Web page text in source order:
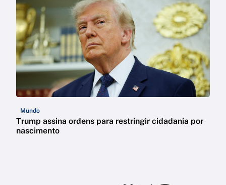
Mundo
Trump assina ordens para restringir cidadania por
nascimento